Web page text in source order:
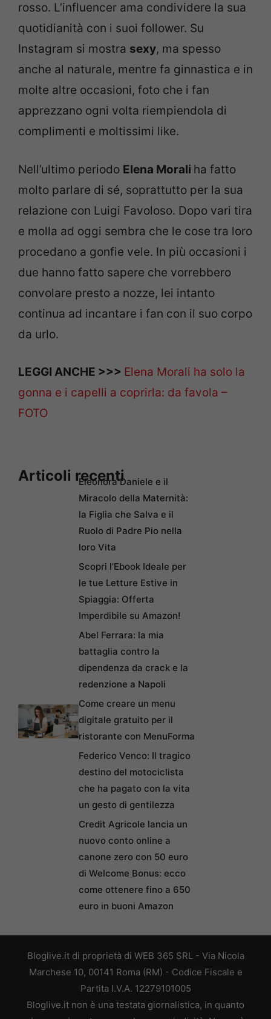
rosso. L’influencer ama condividere la sua
quotidianità con i suoi follower. Su
Instagram si mostra sexy, ma spesso
anche al naturale, mentre fa ginnastica e in
molte altre occasioni, foto che i fan
apprezzano ogni volta riempiendola di
complimenti e moltissimi like.
Nell’ultimo periodo Elena Morali ha fatto
molto parlare di sé, soprattutto per la sua
relazione con Luigi Favoloso. Dopo vari tira
e molla ad oggi sembra che le cose tra loro
procedano a gonfie vele. In più occasioni i
due hanno fatto sapere che vorrebbero
convolare presto a nozze, lei intanto
continua ad incantare i fan con il suo corpo
da urlo.
LEGGI ANCHE >>> Elena Morali ha solo la
gonna e i capelli a coprirla: da favola –
FOTO
Articoli recentiEleonora Daniele e il
Miracolo della Maternità:
la Figlia che Salva e il
Ruolo di Padre Pio nella
loro Vita
Scopri l’Ebook Ideale per
le tue Letture Estive in
Spiaggia: Offerta
Imperdibile su Amazon!
Abel Ferrara: la mia
battaglia contro la
dipendenza da crack e la
redenzione a Napoli
Come creare un menu
digitale gratuito per il
ristorante con MenuForma
Federico Venco: Il tragico
destino del motociclista
che ha pagato con la vita
un gesto di gentilezza
Credit Agricole lancia un
nuovo conto online a
canone zero con 50 euro
di Welcome Bonus: ecco
come ottenere fino a 650
euro in buoni Amazon
Bloglive.it di proprietà di WEB 365 SRL - Via Nicola
Marchese 10, 00141 Roma (RM) - Codice Fiscale e
Partita I.V.A. 12279101005
Bloglive.it non è una testata giornalistica, in quanto